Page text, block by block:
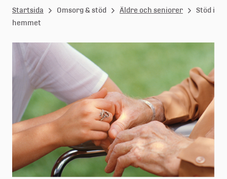
u
l
e
å
k
o
m
m
u
Startsida Omsorg & stöd Äldre och seniorer
Stöd i
hemmet